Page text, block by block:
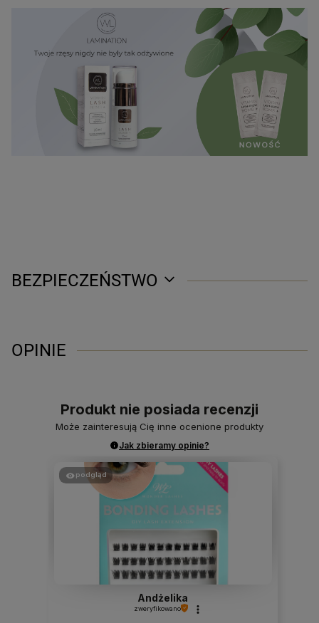
BEZPIECZEŃSTWO
OPINIE
Produkt nie posiada recenzji
Może zainteresują Cię inne ocenione produkty
Jak zbieramy opinie?
podgląd
Andżelika
zweryfikowano